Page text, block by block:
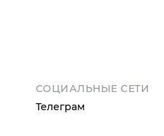
СОЦИАЛЬНЫЕ СЕТИ
Телеграм